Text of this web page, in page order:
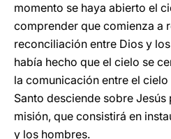
momento se haya abierto el
comprender que comienza a
reconciliación entre Dios y
había hecho que el cielo se
la comunicación entre el
Santo desciende sobre
misión, que consistirá en
y los hombres.